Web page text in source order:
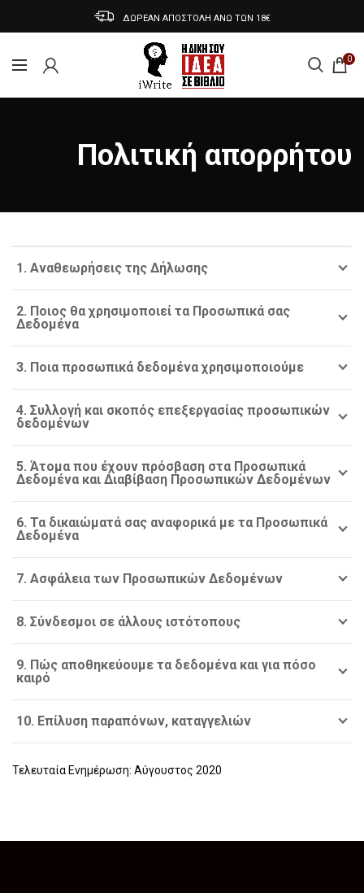
ΔΩΡΕΑΝ ΑΠΟΣΤΟΛΗ ΑΝΩ ΤΩΝ 18€
0
Πολιτική απορρήτου
1. Αναθεωρήσεις της Δήλωσης
2. Ποιος θα χρησιμοποιεί τα Προσωπικά σας
Δεδομένα
3. Ποια προσωπικά δεδομένα χρησιμοποιούμε
4. Συλλογή και σκοπός επεξεργασίας προσωπικών
δεδομένων
5. Άτομα που έχουν πρόσβαση στα Προσωπικά
Δεδομένα και Διαβίβαση Προσωπικών Δεδομένων
6. Τα δικαιώματά σας αναφορικά με τα Προσωπικά
Δεδομένα
7. Ασφάλεια των Προσωπικών Δεδομένων
8. Σύνδεσμοι σε άλλους ιστότοπους
9. Πώς αποθηκεύουμε τα δεδομένα και για πόσο
καιρό
10. Επίλυση παραπόνων, καταγγελιών
Τελευταία Ενημέρωση: Αύγουστος 2020